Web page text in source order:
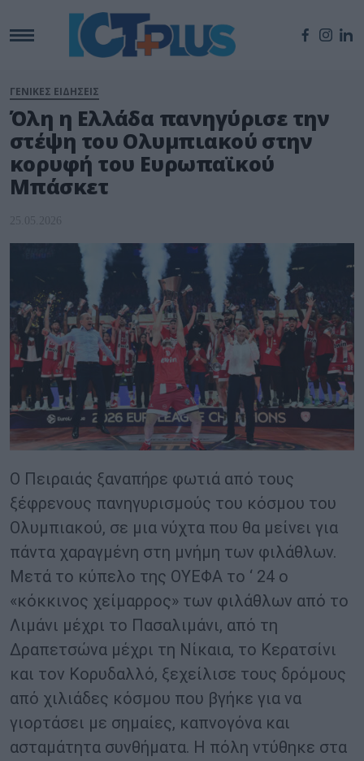
ΓΕΝΙΚΕΣ ΕΙΔΗΣΕΙΣ
Όλη η Ελλάδα πανηγύρισε την
στέψη του Ολυμπιακού στην
κορυφή του Ευρωπαϊκού
Μπάσκετ
25.05.2026
Ο Πειραιάς ξαναπήρε φωτιά από τους
ξέφρενους πανηγυρισμούς του κόσμου του
Ολυμπιακού, σε μια νύχτα που θα μείνει για
πάντα χαραγμένη στη μνήμη των φιλάθλων.
Μετά το κύπελο της ΟΥΕΦΑ το ‘ 24 ο
«κόκκινος χείμαρρος» των φιλάθλων από το
Λιμάνι μέχρι το Πασαλιμάνι, από τη
Δραπετσώνα μέχρι τη Νίκαια, το Κερατσίνι
και τον Κορυδαλλό, ξεχείλισε τους δρόμους
από χιλιάδες κόσμου που βγήκε για να
γιορτάσει με σημαίες, καπνογόνα και
ασταμάτητα συνθήματα. Η πόλη ντύθηκε στα